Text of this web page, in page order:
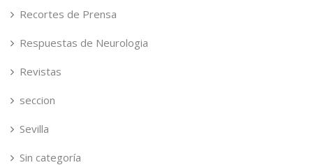
Recortes de Prensa
Respuestas de Neurologia
Revistas
seccion
Sevilla
Sin categoría